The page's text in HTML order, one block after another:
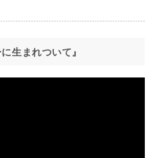
生まれついて』